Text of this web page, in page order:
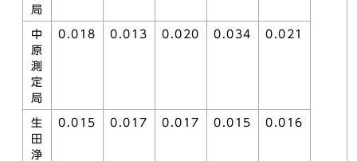
局
中
原
測
定
局
0.018 0.013 0.020 0.034 0.021
生
田
浄
0.015 0.017 0.017 0.015 0.016